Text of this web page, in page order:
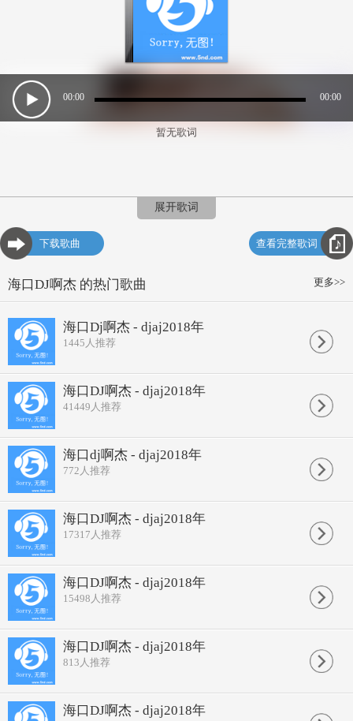
00:00 00:00
暂无歌词
展开歌词
下载歌曲 查看完整歌词
更多>>
海口DJ啊杰 的热门歌曲
海口Dj啊杰 - djaj2018年
1445 人推荐
海口DJ啊杰 - djaj2018年
41449 人推荐
海口dj啊杰 - djaj2018年
772 人推荐
海口DJ啊杰 - djaj2018年
17317 人推荐
海口DJ啊杰 - djaj2018年
15498 人推荐
海口DJ啊杰 - djaj2018年
813 人推荐
海口DJ啊杰 - djaj2018年